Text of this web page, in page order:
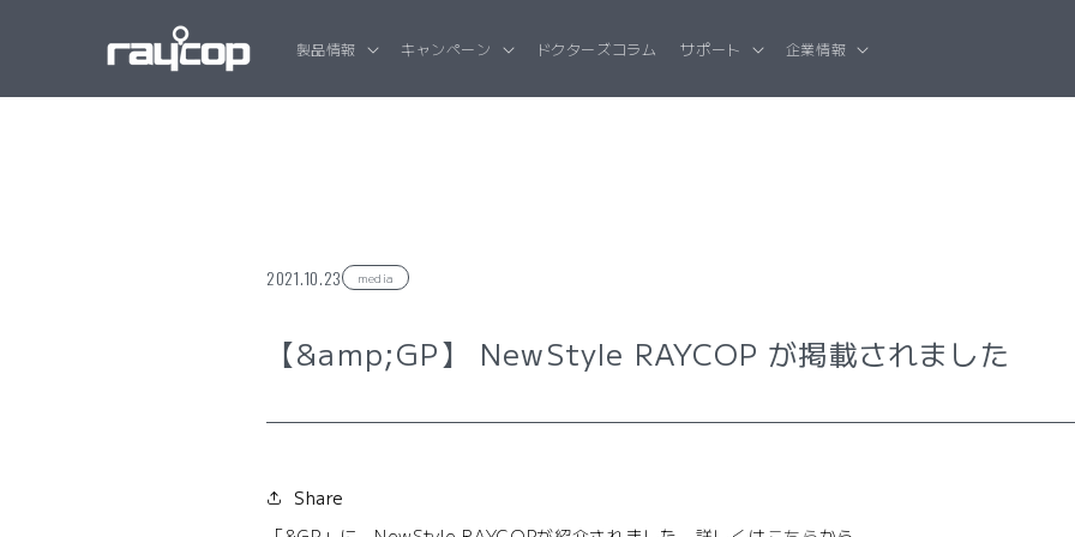
製品情報 キャンペーン ドクターズコラム サポート 企業情報
2021.10.23 media
【&amp;GP】 NewStyle RAYCOP が掲載されました
Share